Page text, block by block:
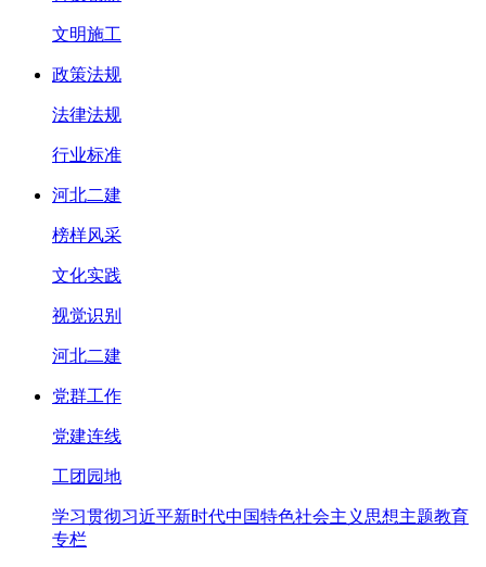
文明施工
政策法规
法律法规
行业标准
河北二建
榜样风采
文化实践
视觉识别
河北二建
党群工作
党建连线
工团园地
学习贯彻习近平新时代中国特色社会主义思想主题教育
专栏